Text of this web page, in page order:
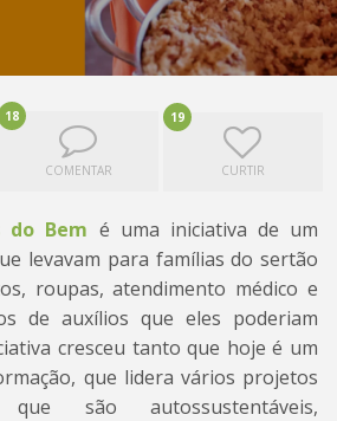
18
COMENTAR
19
CURTIR
do Bem é uma iniciativa de um
levavam para famílias do sertão
roupas, atendimento médico e
de auxílios que eles poderiam
cresceu tanto que hoje é um
que lidera vários projetos
são autossustentáveis,